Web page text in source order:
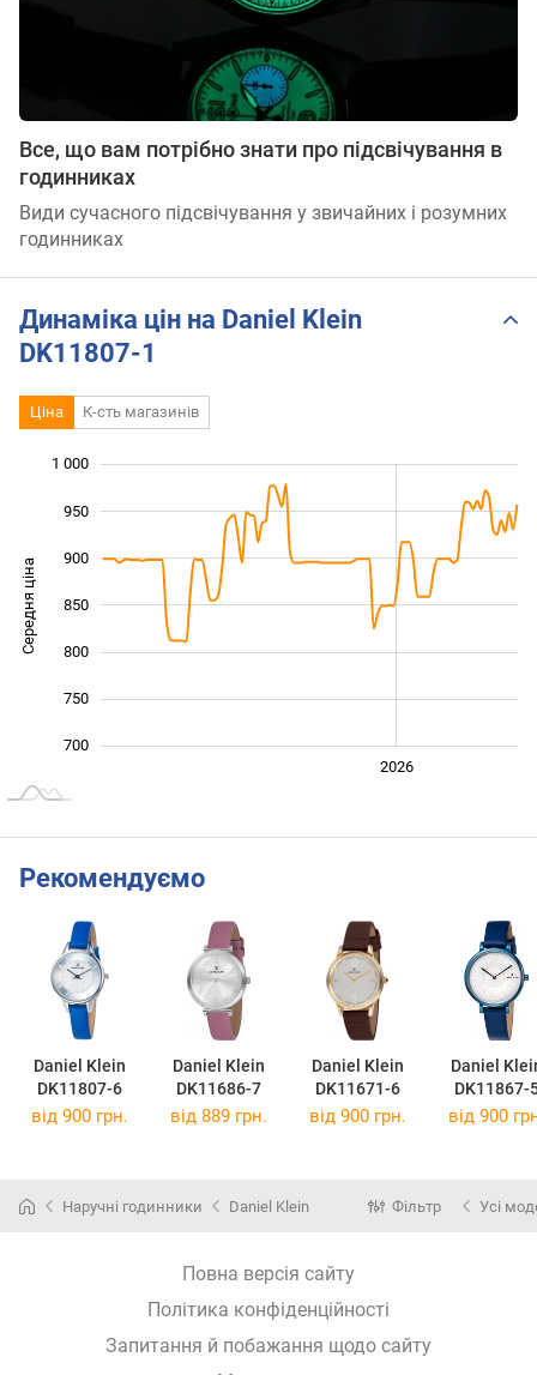
Все, що вам потрібно знати про підсвічування в
годинниках
Види сучасного підсвічування у звичайних і розумних
годинниках
Динаміка цін на Daniel Klein
DK11807-1
Ціна К-сть магазинів
Середня ціна 1 000
700
750
800
850
900
950
1 000
2026
Рекомендуємо
Daniel Klein
DK11807-6
Daniel Klein
DK11686-7
Daniel Klein
DK11671-6
Daniel
DK11867-
від 900 грн. від 889 грн. від 900 грн. від 900
Наручні годинники Daniel Klein Фільтр Усі
Повна версія сайту
Політика конфіденційності
Запитання й побажання щодо сайту